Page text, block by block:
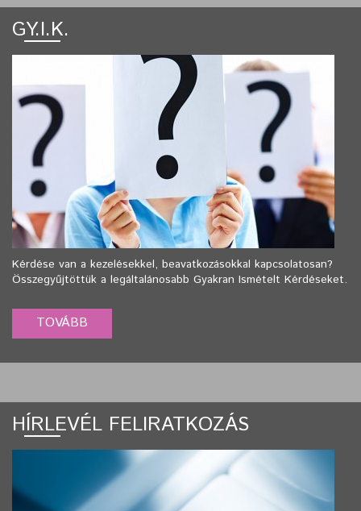
GY.I.K.
Kérdése van a kezelésekkel, beavatkozásokkal kapcsolatosan?
Összegyűjtöttük a legáltalánosabb Gyakran Ismételt Kérdéseket.
HÍRLEVÉL FELIRATKOZÁS